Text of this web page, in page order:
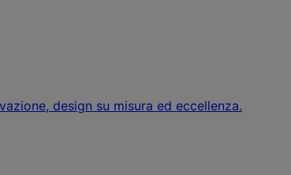
design su misura ed eccellenza.